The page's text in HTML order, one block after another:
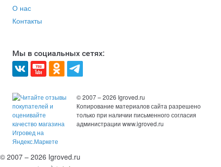
О нас
Контакты
Мы в социальных сетях:
© 2007 – 2026 Igroved.ru
Копирование материалов сайта разрешено
только при наличии письменного согласия
администрации www.igroved.ru
© 2007 – 2026 Igroved.ru